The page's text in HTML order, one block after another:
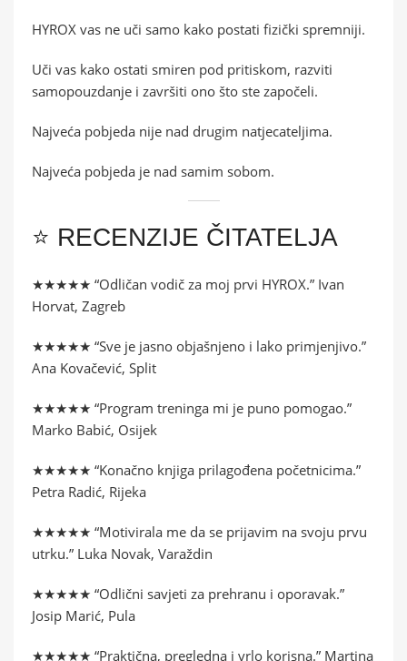
HYROX vas ne uči samo kako postati fizički spremniji.
Uči vas kako ostati smiren pod pritiskom, razviti
samopouzdanje i završiti ono što ste započeli.
Najveća pobjeda nije nad drugim natjecateljima.
Najveća pobjeda je nad samim sobom.
⭐ RECENZIJE ČITATELJA
★★★★★ “Odličan vodič za moj prvi HYROX.” Ivan
Horvat, Zagreb
★★★★★ “Sve je jasno objašnjeno i lako primjenjivo.”
Ana Kovačević, Split
★★★★★ “Program treninga mi je puno pomogao.”
Marko Babić, Osijek
★★★★★ “Konačno knjiga prilagođena početnicima.”
Petra Radić, Rijeka
★★★★★ “Motivirala me da se prijavim na svoju prvu
utrku.” Luka Novak, Varaždin
★★★★★ “Odlični savjeti za prehranu i oporavak.”
Josip Marić, Pula
★★★★★ “Praktična, pregledna i vrlo korisna.” Martina